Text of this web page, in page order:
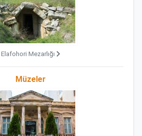
Elafohori Mezarlığı
Müzeler